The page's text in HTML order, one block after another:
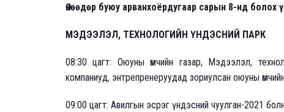
Өнөөдөр буюу арванхоёрдугаар сарын 8-нд болох
МЭДЭЭЛЭЛ, ТЕХНОЛОГИЙН ҮНДЭСНИЙ ПАРК
08:30 цагт: Оюуны өмчийн газар, Мэдээлэл,
компаниуд, энтрепренеруудад зориулсан оюуны өмчийн
09:00 цагт: Авилгын эсрэг үндэсний чуулган-2021